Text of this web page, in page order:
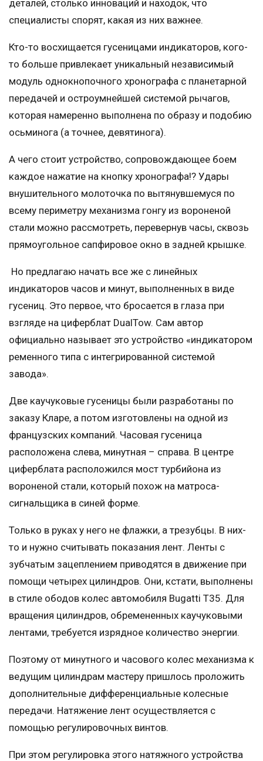
деталей, столько инноваций и находок, что
специалисты спорят, какая из них важнее.
Кто-то восхищается гусеницами индикаторов, кого-
то больше привлекает уникальный независимый
модуль однокнопочного хронографа с планетарной
передачей и остроумнейшей системой рычагов,
которая намеренно выполнена по образу и подобию
осьминога (а точнее, девятинога).
А чего стоит устройство, сопровождающее боем
каждое нажатие на кнопку хронографа!? Удары
внушительного молоточка по вытянувшемуся по
всему периметру механизма гонгу из вороненой
стали можно рассмотреть, перевернув часы, сквозь
прямоугольное сапфировое окно в задней крышке.
Но предлагаю начать все же с линейных
индикаторов часов и минут, выполненных в виде
гусениц. Это первое, что бросается в глаза при
взгляде на циферблат DualTow. Сам автор
официально называет это устройство «индикатором
ременного типа с интегрированной системой
завода».
Две каучуковые гусеницы были разработаны по
заказу Кларе, а потом изготовлены на одной из
французских компаний. Часовая гусеница
расположена слева, минутная – справа. В центре
циферблата расположился мост турбийона из
вороненой стали, который похож на матроса-
сигнальщика в синей форме.
Только в руках у него не флажки, а трезубцы. В них-
то и нужно считывать показания лент. Ленты с
зубчатым зацеплением приводятся в движение при
помощи четырех цилиндров. Они, кстати, выполнены
в стиле ободов колес автомобиля Bugatti T35. Для
вращения цилиндров, обремененных каучуковыми
лентами, требуется изрядное количество энергии.
Поэтому от минутного и часового колес механизма к
ведущим цилиндрам мастеру пришлось проложить
дополнительные дифференциальные колесные
передачи. Натяжение лент осуществляется с
помощью регулировочных винтов.
При этом регулировка этого натяжного устройства